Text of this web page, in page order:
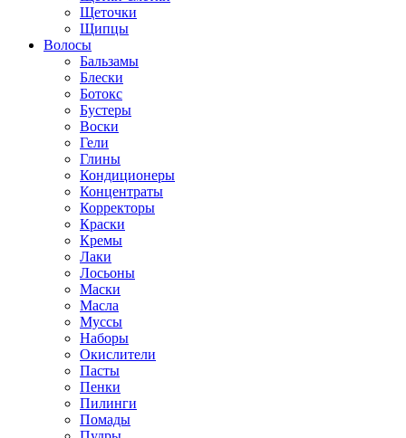
Щеточки
Щипцы
Волосы
Бальзамы
Блески
Ботокс
Бустеры
Воски
Гели
Глины
Кондиционеры
Концентраты
Корректоры
Краски
Кремы
Лаки
Лосьоны
Маски
Масла
Муссы
Наборы
Окислители
Пасты
Пенки
Пилинги
Помады